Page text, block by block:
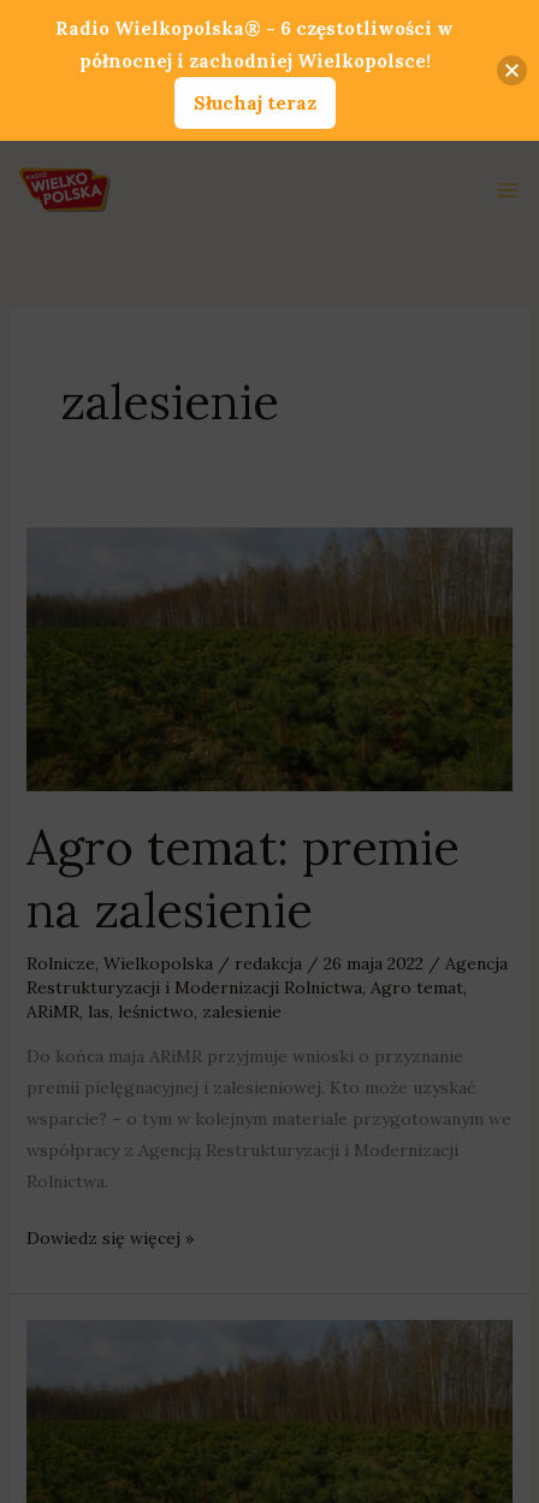
zalesienie
Agro temat: premie
na zalesienie
Rolnicze, Wielkopolska/ redakcja / 26 maja 2022 / Agencja
Restrukturyzacji i Modernizacji Rolnictwa, Agro temat,
ARiMR, las, leśnictwo, zalesienie
Do końca maja ARiMR przyjmuje wnioski o przyznanie
premii pielęgnacyjnej i zalesieniowej. Kto może uzyskać
wsparcie? – o tym w kolejnym materiale przygotowanym we
współpracy z Agencją Restrukturyzacji i Modernizacji
Rolnictwa.
premie
zalesienie
Dowiedz się więcej »
inwestycje
odporność
ekosystemów
Radio Wielkopolska® - 6 częstotliwości w
północnej i zachodniej Wielkopolsce!
Słuchaj teraz